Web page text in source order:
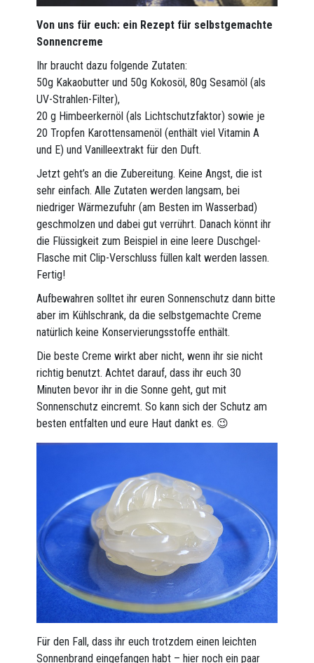
Von uns für euch: ein Rezept für selbstgemachte
Sonnencreme
Ihr braucht dazu folgende Zutaten:
50g Kakaobutter und 50g Kokosöl, 80g Sesamöl (als
UV-Strahlen-Filter),
20 g Himbeerkernöl (als Lichtschutzfaktor) sowie je
20 Tropfen Karottensamenöl (enthält viel Vitamin A
und E) und Vanilleextrakt für den Duft.
Jetzt geht’s an die Zubereitung. Keine Angst, die ist
sehr einfach. Alle Zutaten werden langsam, bei
niedriger Wärmezufuhr (am Besten im Wasserbad)
geschmolzen und dabei gut verrührt. Danach könnt ihr
die Flüssigkeit zum Beispiel in eine leere Duschgel-
Flasche mit Clip-Verschluss füllen kalt werden lassen.
Fertig!
Aufbewahren solltet ihr euren Sonnenschutz dann bitte
aber im Kühlschrank, da die selbstgemachte Creme
natürlich keine Konservierungsstoffe enthält.
Die beste Creme wirkt aber nicht, wenn ihr sie nicht
richtig benutzt. Achtet darauf, dass ihr euch 30
Minuten bevor ihr in die Sonne geht, gut mit
Sonnenschutz eincremt. So kann sich der Schutz am
besten entfalten und eure Haut dankt es. 😉
Für den Fall, dass ihr euch trotzdem einen leichten
Sonnenbrand eingefangen habt – hier noch ein paar